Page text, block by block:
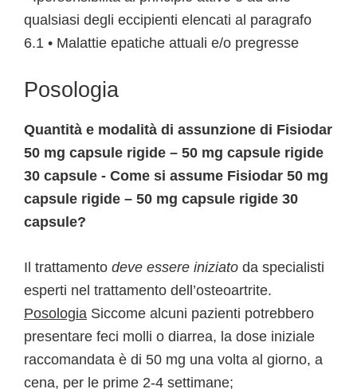
qualsiasi degli eccipienti elencati al paragrafo
6.1 • Malattie epatiche attuali e/o pregresse
Posologia
Quantità e modalità di assunzione di Fisiodar
50 mg capsule rigide – 50 mg capsule rigide
30 capsule - Come si assume Fisiodar 50 mg
capsule rigide – 50 mg capsule rigide 30
capsule?
Il trattamento deve essere iniziato da specialisti
esperti nel trattamento dell’osteoartrite.
Posologia Siccome alcuni pazienti potrebbero
presentare feci molli o diarrea, la dose iniziale
raccomandata è di 50 mg una volta al giorno, a
cena, per le prime 2-4 settimane;